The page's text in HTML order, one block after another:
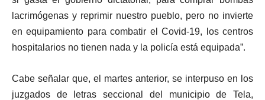
lacrimógenas y reprimir nuestro pueblo, pero no invierte
en equipamiento para combatir el Covid-19, los centros
hospitalarios no tienen nada y la policía está equipada”.
Cabe señalar que, el martes anterior, se interpuso en los
juzgados de letras seccional del municipio de Tela,